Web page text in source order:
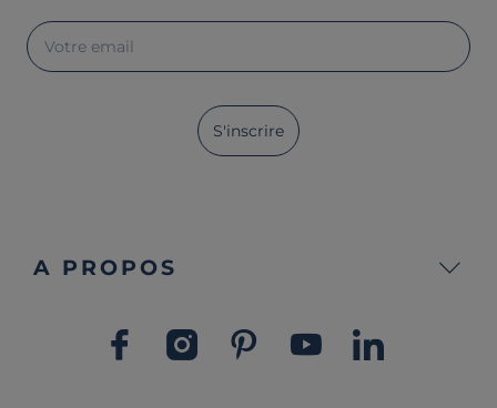
Votre email
S'inscrire
A PROPOS